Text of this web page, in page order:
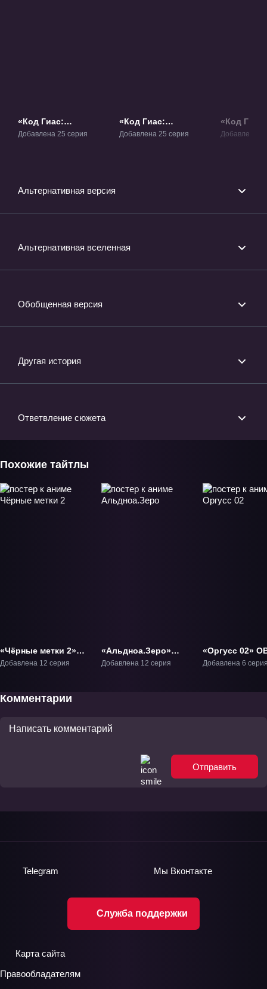
«Код Гиас:
Восставший Лелуш»
Добавлена 25 серия
«Код Гиас:
Восставший Лелуш
Добавлена 25 серия
«Код Гиас:
Добавлена 1
Альтернативная версия
Альтернативная вселенная
Обобщенная версия
Другая история
Ответвление сюжета
Похожие тайтлы
«Чёрные метки 2»
ТВ-2
Добавлена 12 серия
«Альдноа.Зеро»
ТВ-1
Добавлена 12 серия
«Оргусс 02»
Добавлена 6
Комментарии
Отправить
Служба поддержки
Telegram Мы Вконтакте
Карта сайта
Правообладателям